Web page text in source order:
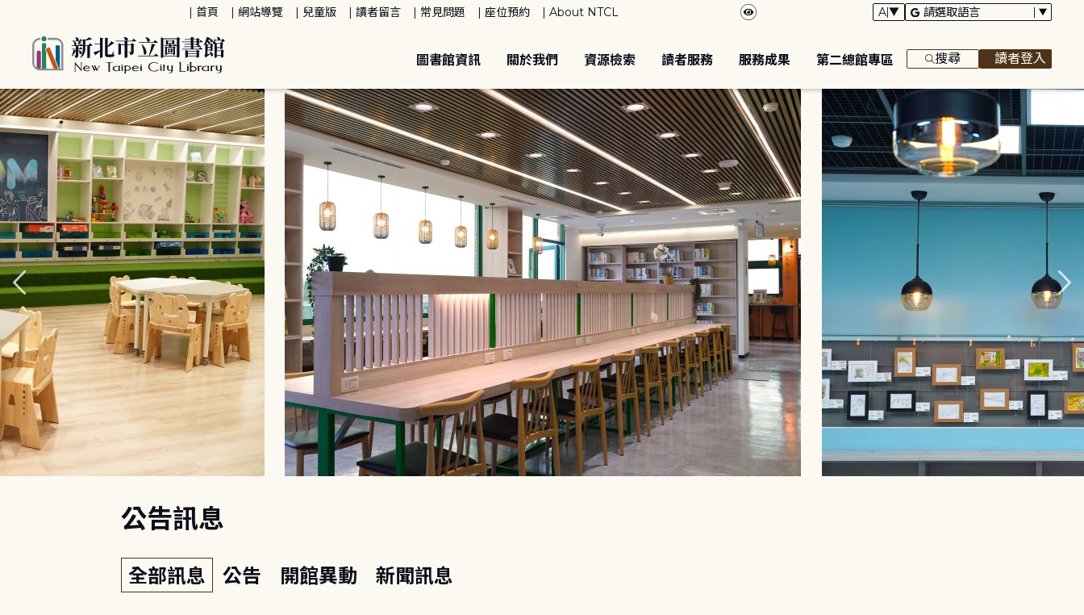
首頁 網站導覽 兒童版 讀者留言 常見問題 座位預約 About NTCL
圖書館資訊 關於我們 資源檢索 讀者服務 服務成果 第二總館專區 搜尋 讀者登入
公告訊息
全部訊息 公告 開館異動 新聞訊息